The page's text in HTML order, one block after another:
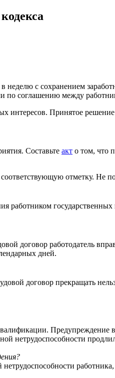
неделю с сохранением
по соглашению между
интересов. Принятое
Составьте акт о том, что
отметку.
работником
договор работодатель
дней.
договор прекращать
нетрудоспособности